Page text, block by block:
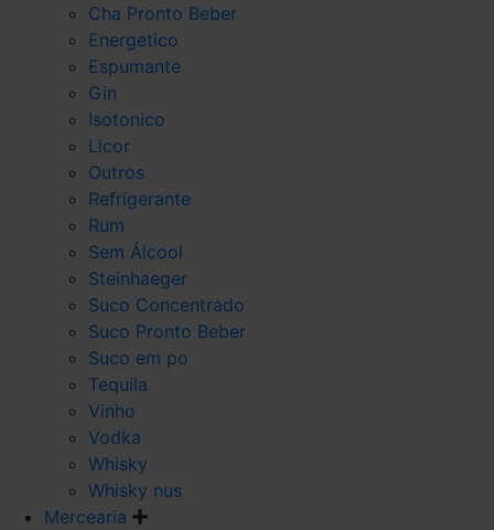
Cha Pronto Beber
Energetico
Espumante
Gin
Isotonico
Licor
Outros
Refrigerante
Rum
Sem Álcool
Steinhaeger
Suco Concentrado
Suco Pronto Beber
Suco em po
Tequila
Vinho
Vodka
Whisky
Whisky nus
Mercearia